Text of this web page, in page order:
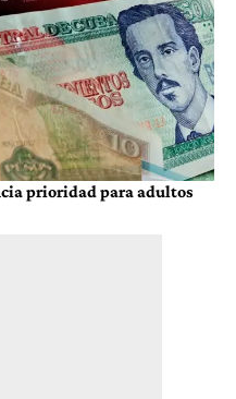
prioridad para adultos